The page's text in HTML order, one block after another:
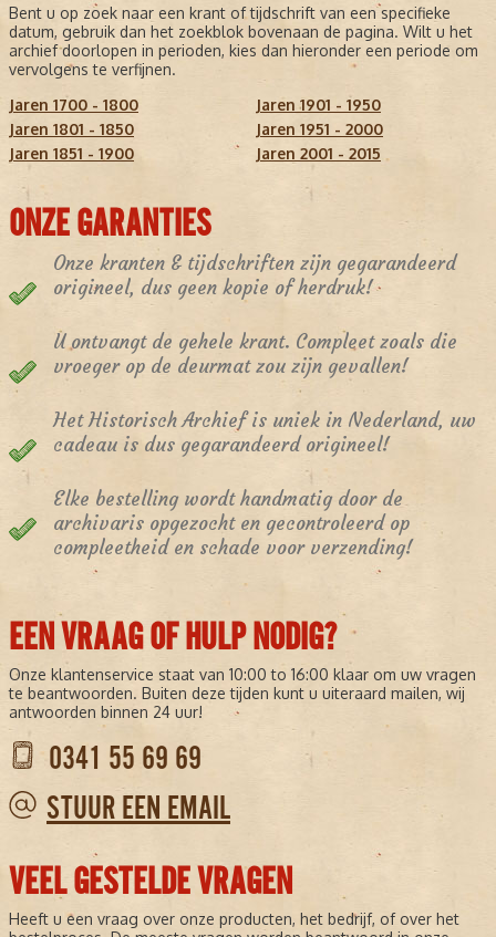
Bent u op zoek naar een krant of tijdschrift van een specifieke
datum, gebruik dan het zoekblok bovenaan de pagina. Wilt u het
archief doorlopen in perioden, kies dan hieronder een periode om
vervolgens te verfijnen.
Jaren 1700 - 1800
Jaren 1801 - 1850
Jaren 1851 - 1900
Jaren 1901 - 1950
Jaren 1951 - 2000
Jaren 2001 - 2015
ONZE GARANTIES
Onze kranten & tijdschriften zijn gegarandeerd
origineel, dus geen kopie of herdruk!
U ontvangt de gehele krant. Compleet zoals die
vroeger op de deurmat zou zijn gevallen!
Het Historisch Archief is uniek in Nederland, uw
cadeau is dus gegarandeerd origineel!
Elke bestelling wordt handmatig door de
archivaris opgezocht en gecontroleerd op
compleetheid en schade voor verzending!
EEN VRAAG OF HULP NODIG?
Onze klantenservice staat van 10:00 to 16:00 klaar om uw vragen
te beantwoorden. Buiten deze tijden kunt u uiteraard mailen, wij
antwoorden binnen 24 uur!
0341 55 69 69
STUUR EEN EMAIL
VEEL GESTELDE VRAGEN
Heeft u een vraag over onze producten, het bedrijf, of over het